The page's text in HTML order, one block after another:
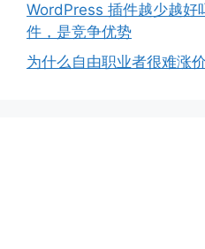
WordPress 插件越少越好
件，是竞争优势
为什么自由职业者很难涨